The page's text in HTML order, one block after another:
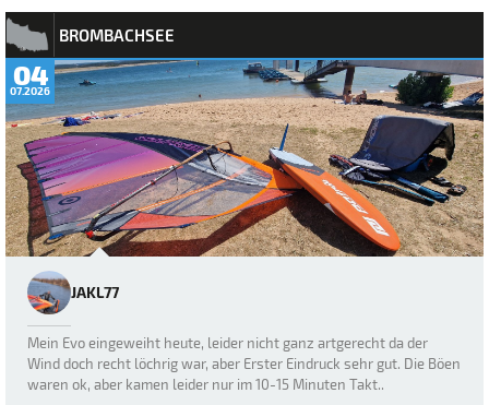
BROMBACHSEE
04
07.2026
JAKL77
Mein Evo eingeweiht heute, leider nicht ganz artgerecht da der
Wind doch recht löchrig war, aber Erster Eindruck sehr gut. Die Böen
waren ok, aber kamen leider nur im 10-15 Minuten Takt..